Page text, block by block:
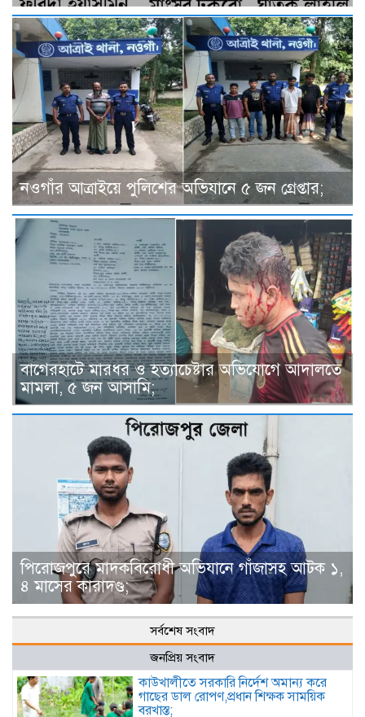
নওগাঁর আত্রাইয়ে পুলিশের অভিযানে ৫ জন গ্রেপ্তার;
বাগেরহাটে মারধর ও হত্যাচেষ্টার অভিযোগে আদালতে
মামলা, ৫ জন আসামি;
পিরোজপুরে মাদকবিরোধী অভিযানে গাঁজাসহ আটক ১,
৪ মাসের কারাদণ্ড;
সর্বশেষ সংবাদ
জনপ্রিয় সংবাদ
কাউখালীতে সরকারি নির্দেশ অমান্য করে
গাছের ডাল রোপণ,প্রধান শিক্ষক সাময়িক
বরখাস্ত;